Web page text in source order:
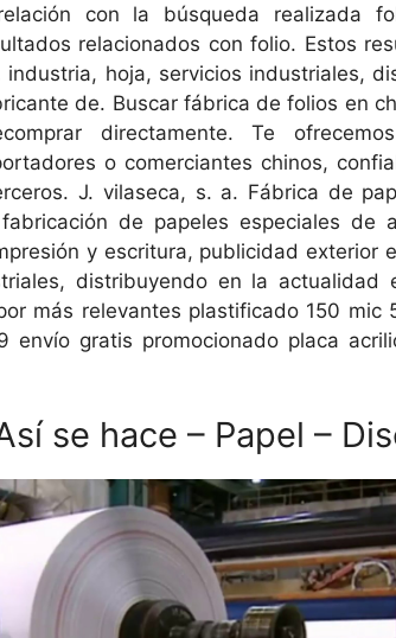
con la búsqueda realizada
relacionados con folio. Estos
industria, hoja, servicios industriales,
de. Buscar fábrica de folios en
directamente. Te
o comerciantes chinos,
J. vilaseca, s. a. Fábrica de
de papeles especiales de
y escritura, publicidad exterior
distribuyendo en la
más relevantes plastificado 150
envío gratis promocionado placa
se hace – Papel –